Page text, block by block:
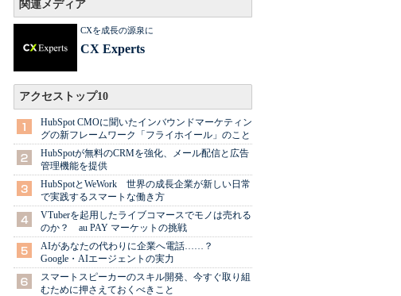
関連メディア
CXを成長の源泉に
CX Experts
アクセストップ10
HubSpot CMOに聞いたインバウンドマーケティン
グの新フレームワーク「フライホイール」のこと
HubSpotが無料のCRMを強化、メール配信と広告
管理機能を提供
HubSpotとWeWork 世界の成長企業が新しい日常
で実践するスマートな働き方
VTuberを起用したライブコマースでモノは売れる
のか？ au PAY マーケットの挑戦
AIがあなたの代わりに企業へ電話……？
Google・AIエージェントの実力
スマートスピーカーのスキル開発、今すぐ取り組
むために押さえておくべきこと